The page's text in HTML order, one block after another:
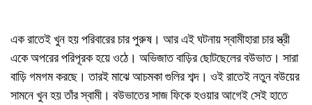
এক রাতেই খুন হয় পরিবারের চার পুরুষ। আর এই ঘটনায় স্বামীহারা চার স্ত্রী
একে অপরের পরিপূরক হয়ে ওঠে। অভিজাত বাড়ির ছোটছেলের বউভাত। সারা
বাড়ি গমগম করছে। তারই মাঝে আচমকা গুলির শব্দ। ওই রাতেই নতুন বউয়ের
সামনে খুন হয় তাঁর স্বামী। বউভাতের সাজ ফিকে হওয়ার আগেই সেই হাতে